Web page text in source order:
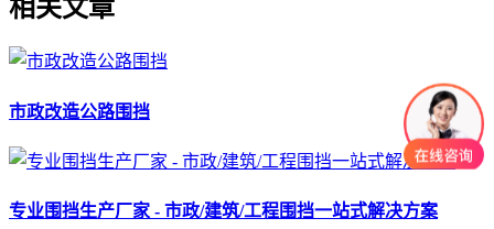
相关文章
市政改造公路围挡
专业围挡生产厂家 - 市政/建筑/工程围挡一站式解决方案